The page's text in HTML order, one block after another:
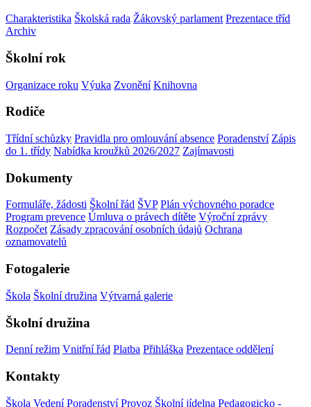
Charakteristika Školská rada Žákovský parlament Prezentace tříd
Archiv
Školní rok
Organizace roku Výuka Zvonění Knihovna
Rodiče
Třídní schůzky Pravidla pro omlouvání absence Poradenství Zápis
do 1. třídy Nabídka kroužků 2026/2027 Zajímavosti
Dokumenty
Formuláře, žádosti Školní řád ŠVP Plán výchovného poradce
Program prevence Úmluva o právech dítěte Výroční zprávy
Rozpočet Zásady zpracování osobních údajů Ochrana
oznamovatelů
Fotogalerie
Škola Školní družina Výtvarná galerie
Školní družina
Denní režim Vnitřní řád Platba Přihláška Prezentace oddělení
Kontakty
Škola Vedení Poradenství Provoz Školní jídelna Pedagogicko -